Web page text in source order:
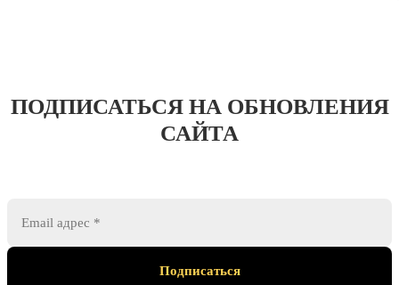
ПОДПИСАТЬСЯ НА ОБНОВЛЕНИЯ
САЙТА